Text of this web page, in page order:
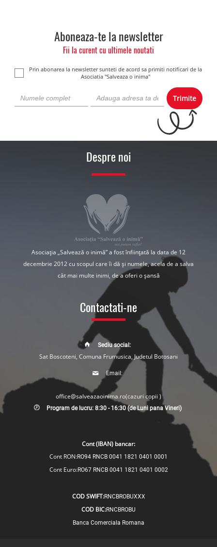
Aboneaza-te la newsletter
Fii la curent cu ultimele noutati
Prin abonarea la newsletter sunteti de acord sa primiti notificari de la
Asociatia "Salveaza o inima"
Trimite
Despre noi
Asociația „Salvează o inimă” a fost înființată la data de 12
decembrie 2012 cu scopul care îi dă și numele, acela de a salva
cât mai multe inimi, de a oferi o șansă
Contactati-ne
Sediu social:
Sat Boscoteni, Comuna Frumusica, Judetul Botosani
Email:
office@salveazaoinima.ro(cazuri copii )
Program de lucru: 8:30 - 16:30 (de Luni pana Vineri)
Cont (IBAN) bancar:
Cont RON:RO94 RNCB 0041 1821 0401 0001
Cont Euro:RO67 RNCB 0041 1821 0401 0002
COD SWIFT:RNCBROBUXXX
COD BIC:RNCBROBU
Banca Comerciala Romana